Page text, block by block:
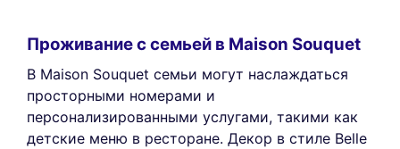
Проживание с семьей в Maison Souquet
В Maison Souquet семьи могут наслаждаться
просторными номерами и
персонализированными услугами, такими как
детские меню в ресторане. Декор в стиле Belle